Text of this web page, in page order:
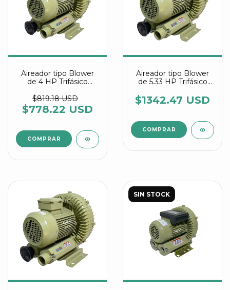
Aireador tipo Blower
de 4 HP Trifásico
C2 Agrair
$819.18 USD
$778.22 USD
Aireador tipo Blower
de 5.33 HP Trifásico
C2 Agrair
$1342.47 USD
SIN STOCK